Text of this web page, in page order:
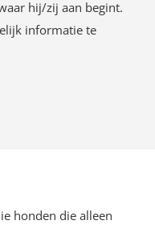
hij/zij aan begint.
informatie te
honden die alleen